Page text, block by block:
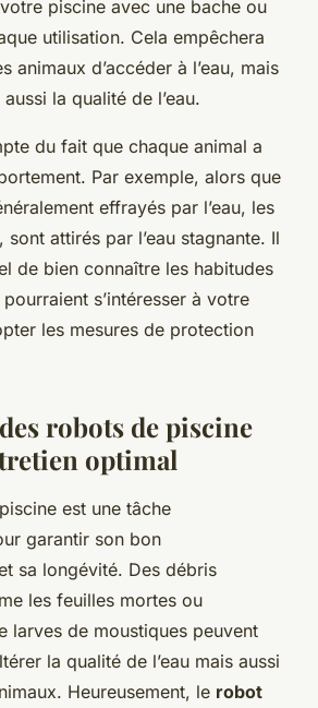
piscine avec une bache ou
utilisation. Cela empêchera
animaux d’accéder à l’eau, mais
la qualité de l’eau.
du fait que chaque animal a
Par exemple, alors que
effrayés par l’eau, les
sont attirés par l’eau stagnante. Il
de bien connaître les habitudes
s’intéresser à votre
les mesures de protection
robots de piscine
optimal
est une tâche
garantir son bon
sa longévité. Des débris
les feuilles mortes ou
larves de moustiques peuvent
la qualité de l’eau mais aussi
Heureusement, le robot